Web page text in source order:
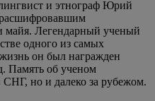
и этнограф Юрий
расшифровавшим
майя. Легендарный ученый
одного из самых
он был награжден
Память об ученом
СНГ, но и далеко за рубежом.